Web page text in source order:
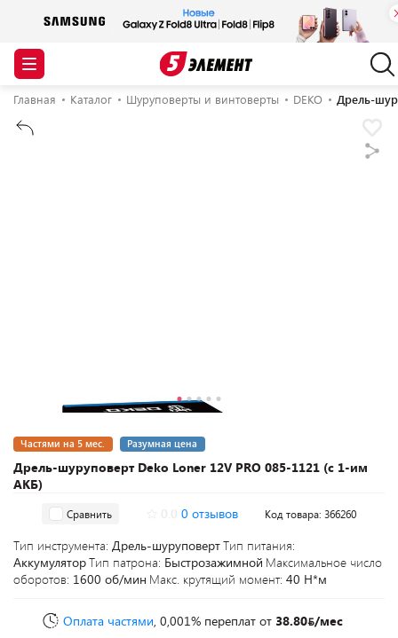
Главная Каталог Шуруповерты и винтоверты DEKO Дрель-
Дрель-шуруповерт Deko Loner 12V PRO 085-1121 (с 1-им
АКБ)
Частями на 5 мес. Разумная цена
Сравнить 0 отзывов Код товара: 366260
Тип инструмента: Дрель-шуруповертТип питания:
АккумуляторТип патрона: Быстрозажимной Максимальное число
оборотов: 1600 об/мин Макс. крутящий момент: 40 Н*м
Оплата частями, 0,001% переплат от 38.80 /мес